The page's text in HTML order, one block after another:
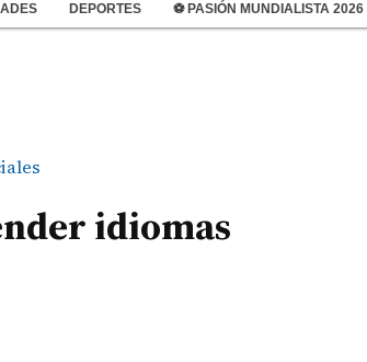
DEPORTES ⚽ PASIÓN MUNDIALISTA 2026
idiomas